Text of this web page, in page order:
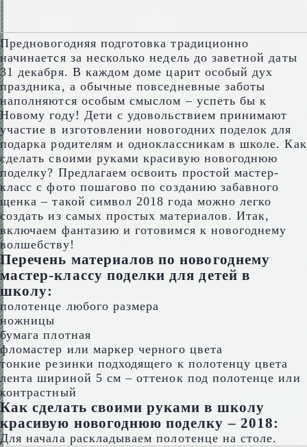
Предновогодняя подготовка традиционно
начинается за несколько недель до заветной даты
31 декабря. В каждом доме царит особый дух
праздника, а обычные повседневные заботы
наполняются особым смыслом – успеть бы к
Новому году! Дети с удовольствием принимают
участие в изготовлении новогодних поделок для
подарка родителям и одноклассникам в школе. Как
сделать своими руками красивую новогоднюю
поделку? Предлагаем освоить простой мастер-
класс с фото пошагово по созданию забавного
щенка – такой символ 2018 года можно легко
создать из самых простых материалов. Итак,
включаем фантазию и готовимся к новогоднему
волшебству!
Перечень материалов по новогоднему
мастер-классу поделки для детей в
школу:
полотенце любого размера
ножницы
бумага плотная
фломастер или маркер черного цвета
тонкие резинки подходящего к полотенцу цвета
лента шириной 5 см – оттенок под полотенце или
контрастный
Как сделать своими руками в школу
красивую новогоднюю поделку – 2018:
Для начала раскладываем полотенце на столе.